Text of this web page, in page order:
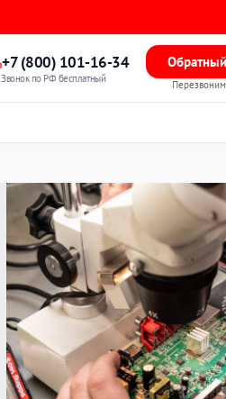
+7 (800) 101-16-34
Звонок по РФ бесплатный